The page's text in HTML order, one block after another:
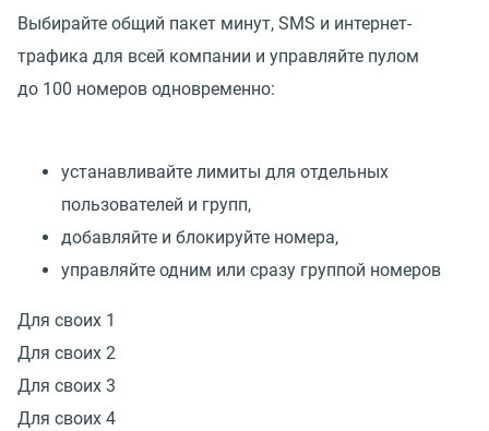
Выбирайте общий пакет минут, SMS и интернет-
трафика для всей компании и управляйте пулом
до 100 номеров одновременно:
устанавливайте лимиты для отдельных
пользователей и групп,
добавляйте и блокируйте номера,
управляйте одним или сразу группой номеров
Для своих 1
Для своих 2
Для своих 3
Для своих 4